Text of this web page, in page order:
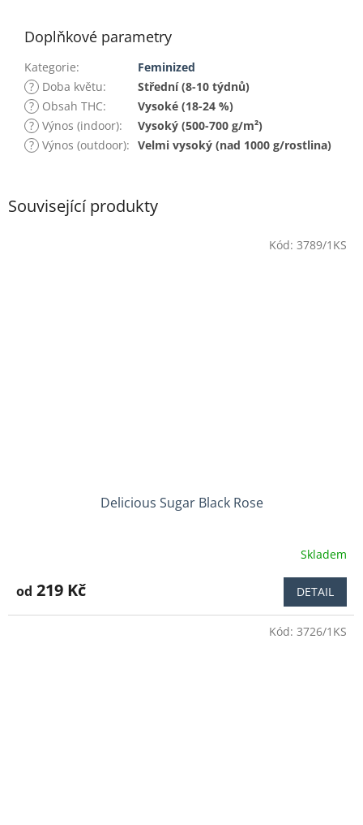
Související produkty
Delicious Sugar Black Rose
produktu
4,3
Skladem
od 219 Kč DETAIL
Kód: 3789/1KS
Kód: 3726/1KS
Doplňkové parametry
Kategorie:
Feminized
? Doba květu:
Střední (8-10 týdnů)
? Obsah THC:
Vysoké (18-24 %)
? Výnos (indoor):
Vysoký (500-700 g/m²)
? Výnos (outdoor): Velmi vysoký (nad 1000 g/rostlina)